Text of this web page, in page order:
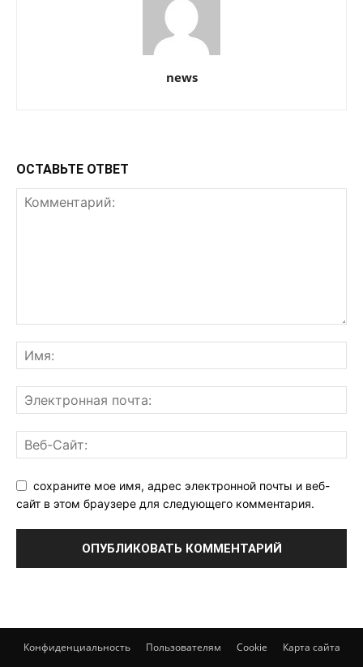
news
ОСТАВЬТЕ ОТВЕТ
сохраните мое имя, адрес электронной почты и веб-
сайт в этом браузере для следующего комментария.
Конфиденциальность Пользователям Cookie Карта сайта